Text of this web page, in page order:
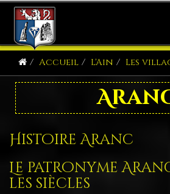
Accueil L'Ain Les
Histoire Aranc
Le patronyme
les siècles